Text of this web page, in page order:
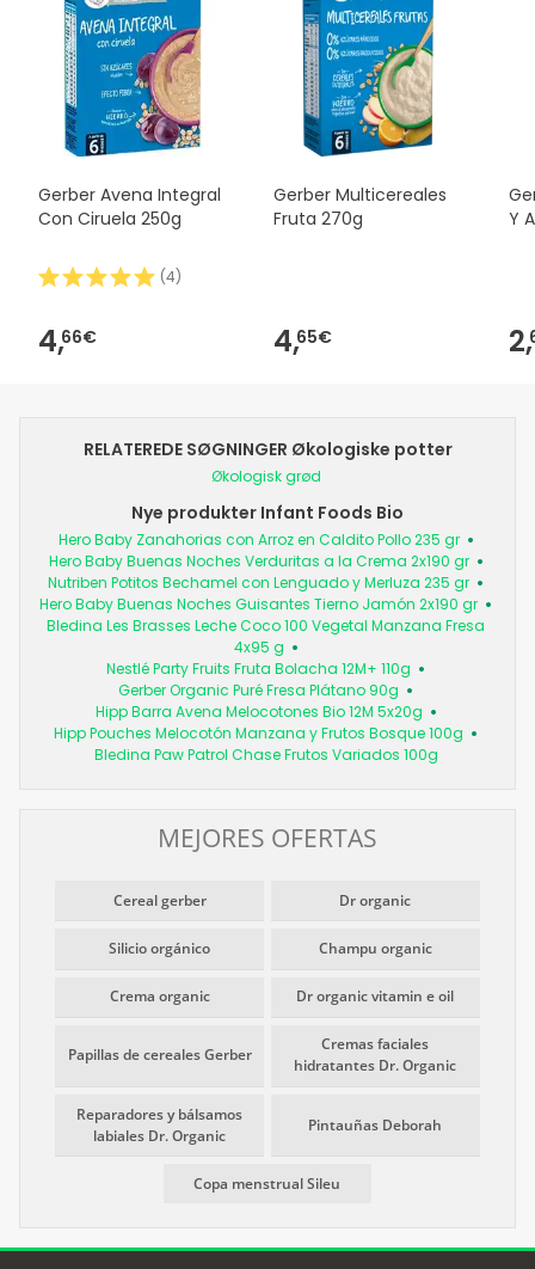
Gerber Avena Integral
Con Ciruela 250g
(4)
4,66€
Gerber Multicereales
Fruta 270g
4,65€
Y
2,
RELATEREDE SØGNINGER Økologiske potter
Økologisk grød
Nye produkter Infant Foods Bio
Hero Baby Zanahorias con Arroz en Caldito Pollo 235 gr
Hero Baby Buenas Noches Verduritas a la Crema 2x190 gr
Nutriben Potitos Bechamel con Lenguado y Merluza 235 gr
Hero Baby Buenas Noches Guisantes Tierno Jamón 2x190 gr
Bledina Les Brasses Leche Coco 100 Vegetal Manzana Fresa
4x95 g
Nestlé Party Fruits Fruta Bolacha 12M+ 110g
Gerber Organic Puré Fresa Plátano 90g
Hipp Barra Avena Melocotones Bio 12M 5x20g
Hipp Pouches Melocotón Manzana y Frutos Bosque 100g
Bledina Paw Patrol Chase Frutos Variados 100g
MEJORES OFERTAS
Cereal gerber Dr organic
Silicio orgánico Champu organic
Crema organic Dr organic vitamin e oil
Papillas de cereales Gerber
Cremas faciales
hidratantes Dr. Organic
Reparadores y bálsamos
labiales Dr. Organic
Pintauñas Deborah
Copa menstrual Sileu